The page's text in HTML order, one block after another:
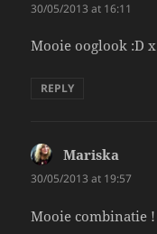
30/05/2013 at 16:11
Mooie ooglook :D x
REPLY
Mariska
30/05/2013 at 19:57
Mooie combinatie !